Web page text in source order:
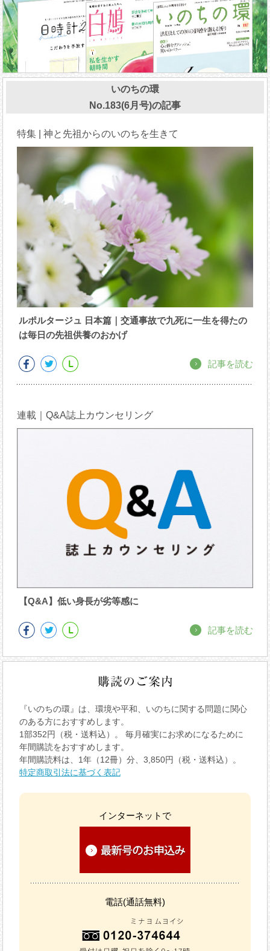
いのちの環
No.183(6月号)の記事
特集 | 神と先祖からのいのちを生きて
ルポルタージュ 日本篇｜交通事故で九死に一生を得たの
は毎日の先祖供養のおかげ
記事を読む
連載｜Q&A誌上カウンセリング
【Q&A】低い身長が劣等感に
記事を読む
『いのちの環』は、環境や平和、いのちに関する問題に関心
のある方におすすめします。
1部352円（税・送料込）。 毎月確実にお求めになるために
年間購読をおすすめします。
年間購読料は、1年（12冊）分、3,850円（税・送料込）。
特定商取引法に基づく表記
インターネットで
電話(通話無料)